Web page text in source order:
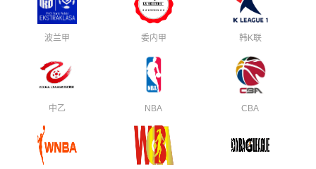
波兰甲 委内甲 韩K联
中乙 NBA CBA